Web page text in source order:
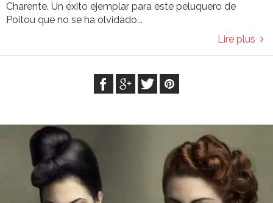
Charente. Un éxito ejemplar para este peluquero de
Poitou que no se ha olvidado...
Lire plus